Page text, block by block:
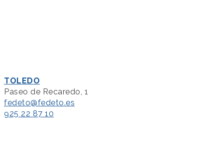
TOLEDO
Paseo de Recaredo, 1
fedeto@fedeto.es
925 22 87 10